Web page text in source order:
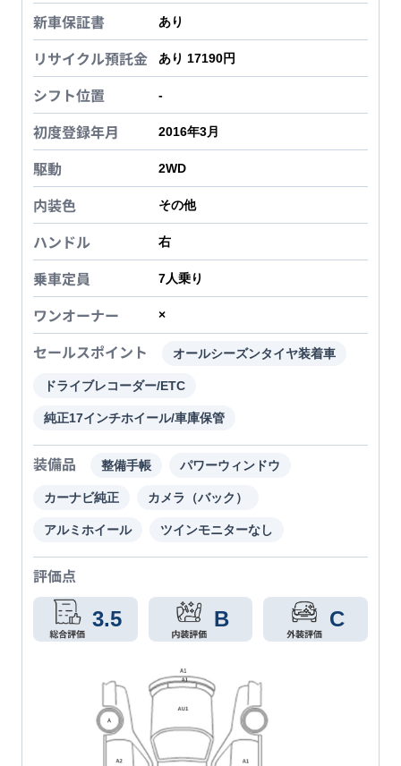
新車保証書 あり
リサイクル預託金 あり 17190円
シフト位置 -
初度登録年月 2016年3月
駆動 2WD
内装色 その他
ハンドル 右
乗車定員 7人乗り
ワンオーナー ×
セールスポイント オールシーズンタイヤ装着車
ドライブレコーダー/ETC
純正17インチホイール/車庫保管
装備品 整備手帳 パワーウィンドウ
カーナビ純正 カメラ（バック）
アルミホイール ツインモニターなし
評価点
3.5 B C